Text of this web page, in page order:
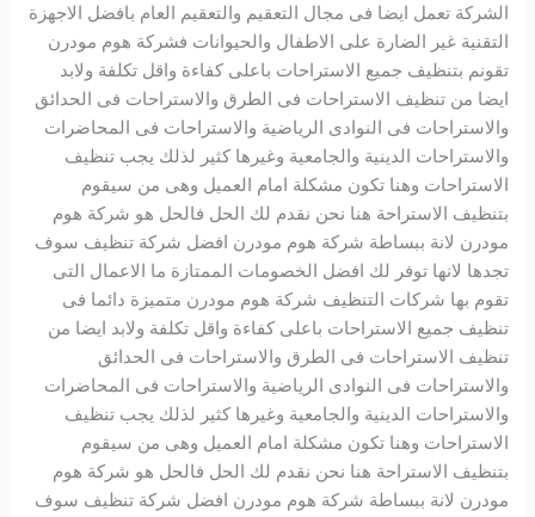
الشركة تعمل ايضا فى مجال التعقيم والتعقيم العام بافضل الاجهزة
التقنية غير الضارة على الاطفال والحيوانات فشركة هوم مودرن
تقونم بتنظيف جميع الاستراحات باعلى كفاءة واقل تكلفة ولابد
ايضا من تنظيف الاستراحات فى الطرق والاستراحات فى الحدائق
والاستراحات فى النوادى الرياضية والاستراحات فى المحاضرات
والاستراحات الدينية والجامعية وغيرها كثير لذلك يجب تنظيف
الاستراحات وهنا تكون مشكلة امام العميل وهى من سيقوم
بتنظيف الاستراحة هنا نحن نقدم لك الحل فالحل هو شركة هوم
مودرن لانة ببساطة شركة هوم مودرن افضل شركة تنظيف سوف
تجدها لانها توفر لك افضل الخصومات الممتازة ما الاعمال التى
تقوم بها شركات التنظيف شركة هوم مودرن متميزة دائما فى
تنظيف جميع الاستراحات باعلى كفاءة واقل تكلفة ولابد ايضا من
تنظيف الاستراحات فى الطرق والاستراحات فى الحدائق
والاستراحات فى النوادى الرياضية والاستراحات فى المحاضرات
والاستراحات الدينية والجامعية وغيرها كثير لذلك يجب تنظيف
الاستراحات وهنا تكون مشكلة امام العميل وهى من سيقوم
بتنظيف الاستراحة هنا نحن نقدم لك الحل فالحل هو شركة هوم
مودرن لانة ببساطة شركة هوم مودرن افضل شركة تنظيف سوف